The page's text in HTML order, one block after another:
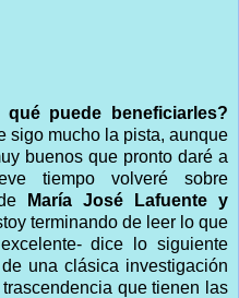
qué puede beneficiarles?
sigo mucho la pista, aunque
buenos que pronto daré a
tiempo volveré sobre
María José Lafuente y
terminando de leer lo que
dice lo siguiente
una clásica investigación
que tienen las